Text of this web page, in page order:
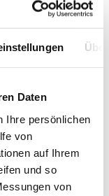
Daten
Ihre persönlichen
von
auf Ihrem
und so
von